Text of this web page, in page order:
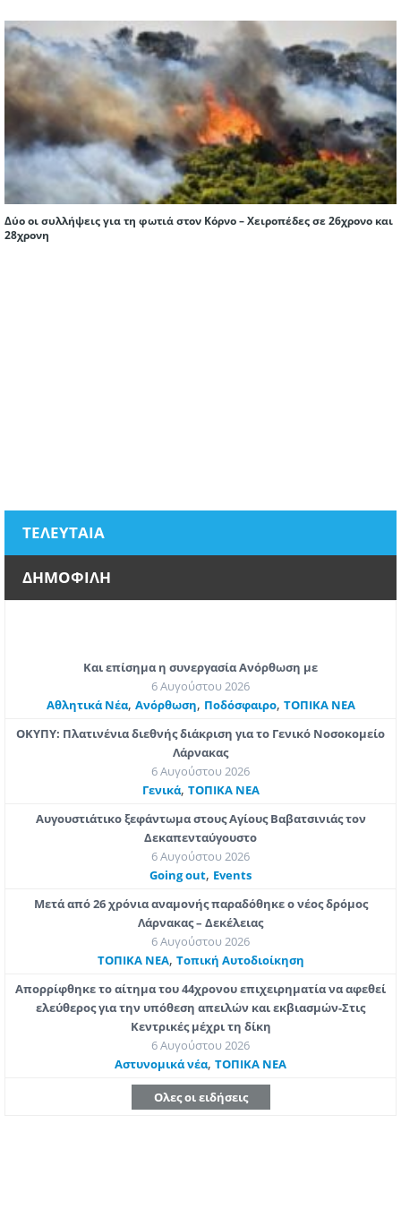
Δύο οι συλλήψεις για τη φωτιά στον Κόρνο – Χειροπέδες σε 26χρονο και
28χρονη
ΤΕΛΕΥΤΑΙΑ
ΔΗΜΟΦΙΛΗ
Και επίσημα η συνεργασία Ανόρθωση με
6 Αυγούστου 2026
Αθλητικά Νέα, Ανόρθωση, Ποδόσφαιρο, ΤΟΠΙΚΑ ΝΕΑ
ΟΚΥΠΥ: Πλατινένια διεθνής διάκριση για το Γενικό Νοσοκομείο
Λάρνακας
6 Αυγούστου 2026
Γενικά, ΤΟΠΙΚΑ ΝΕΑ
Αυγουστιάτικο ξεφάντωμα στους Αγίους Βαβατσινιάς τον
Δεκαπενταύγουστο
6 Αυγούστου 2026
Going out, Εvents
Μετά από 26 χρόνια αναμονής παραδόθηκε ο νέος δρόμος
Λάρνακας – Δεκέλειας
6 Αυγούστου 2026
ΤΟΠΙΚΑ ΝΕΑ, Τοπική Αυτοδιοίκηση
Απορρίφθηκε το αίτημα του 44χρονου επιχειρηματία να αφεθεί
ελεύθερος για την υπόθεση απειλών και εκβιασμών-Στις
Κεντρικές μέχρι τη δίκη
6 Αυγούστου 2026
Aστυνομικά νέα, ΤΟΠΙΚΑ ΝΕΑ
Ολες οι ειδήσεις